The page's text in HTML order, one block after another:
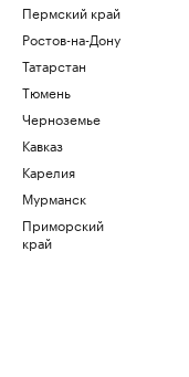
Пермский край
Ростов-на-Дону
Татарстан
Тюмень
Черноземье
Кавказ
Карелия
Мурманск
Приморский
край